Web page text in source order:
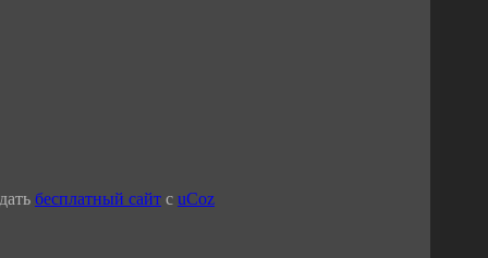
бесплатный сайт с uCoz